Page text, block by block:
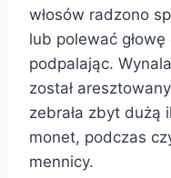
włosów radzono
lub polewać głowę
podpalając.
został
zebrała zbyt dużą
monet, podczas
mennicy.